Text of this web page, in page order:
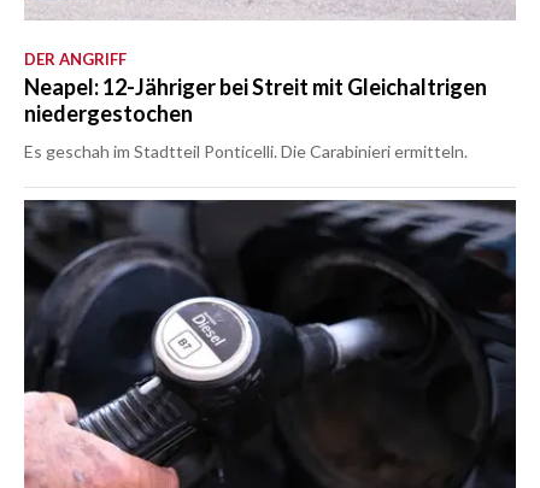
DER ANGRIFF
Neapel: 12-Jähriger bei Streit mit Gleichaltrigen
niedergestochen
Es geschah im Stadtteil Ponticelli. Die Carabinieri ermitteln.